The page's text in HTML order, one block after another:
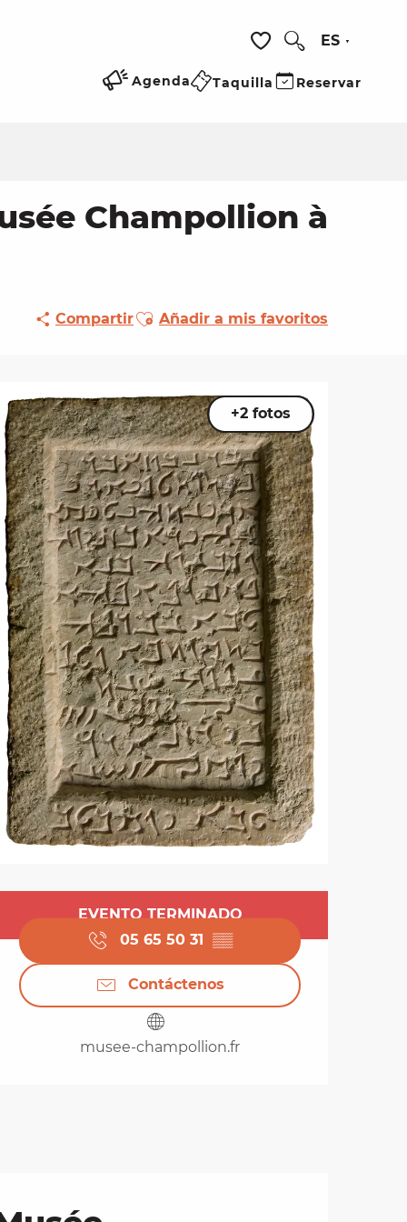
Voir les favoris
ES
Agenda Taquilla Reservar
Champollion à
CompartirAjouter aux favoris
Añadir a mis favoritos
+2 fotos
Horarios y datos de
EVENTO TERMINADO
05 65 50 31 ▒▒
Contáctenos
musee-champollion.fr